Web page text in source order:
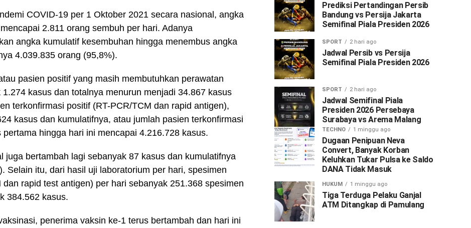
COVID-19 per 1 Oktober 2021 secara nasional, angka
2.811 orang sembuh per hari. Adanya
angka kumulatif kesembuhan hingga menembus angka
4.039.835 orang (95,8%).
pasien positif yang masih membutuhkan perawatan
kasus dan totalnya menurun menjadi 34.867 kasus
terkonfirmasi positif (RT-PCR/TCM dan rapid antigen),
kasus dan kumulatifnya, atau jumlah pasien terkonfirmasi
hingga hari ini mencapai 4.216.728 kasus.
juga bertambah lagi sebanyak 87 kasus dan kumulatifnya
Selain itu, dari hasil uji laboratorium per hari, spesimen
rapid test antigen) per hari sebanyak 251.368 spesimen
384.562 kasus.
penerima vaksin ke-1 terus bertambah dan hari ini
Prediksi Pertandingan Persib
Bandung vs Persija Jakarta
Semifinal Piala Presiden 2026
SPORT 2 hari ago
Jadwal Persib vs Persija
Semifinal Piala Presiden 2026
SPORT 2 hari ago
Jadwal Semifinal Piala
Presiden 2026 Persebaya
Surabaya vs Arema Malang
TECHNO 1 minggu ago
Dugaan Penipuan Neva
Convert, Banyak Korban
Keluhkan Tukar Pulsa ke Saldo
DANA Tidak Masuk
HUKUM 1 minggu ago
Tiga Terduga Pelaku Ganjal
ATM Ditangkap di Pamulang